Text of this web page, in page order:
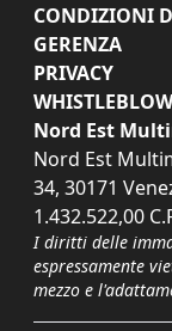
CONDIZIONI
GERENZA
PRIVACY
Nord Est
Nord Est
34, 30171
1.432.522,00
I diritti delle
espressamente
mezzo e